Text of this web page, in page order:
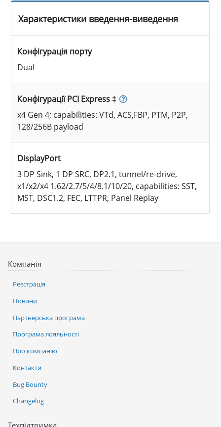
Характеристики введення-виведення
Конфігурація порту
Dual
Конфігурації PCI Express ‡
x4 Gen 4; capabilities: VTd, ACS,FBP, PTM, P2P,
128/256B payload
DisplayPort
3 DP Sink, 1 DP SRC, DP2.1, tunnel/re-drive,
x1/x2/x4 1.62/2.7/5/4/8.1/10/20, capabilities: SST,
MST, DSC1.2, FEC, LTTPR, Panel Replay
Компанія
Реєстрація
Новини
Партнерська програма
Програма лояльності
Про компанію
Контакти
Bug Bounty
Changelog
Техпідтримка